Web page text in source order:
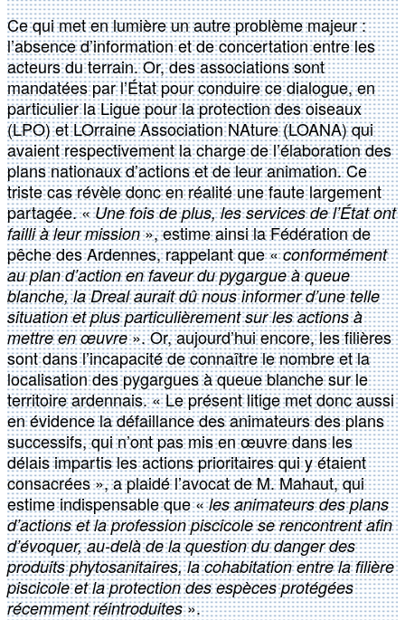
Ce qui met en lumière un autre problème majeur :
l’absence d’information et de concertation entre les
acteurs du terrain. Or, des associations sont
mandatées par l’État pour conduire ce dialogue, en
particulier la Ligue pour la protection des oiseaux
(LPO) et LOrraine Association NAture (LOANA) qui
avaient respectivement la charge de l’élaboration des
plans nationaux d’actions et de leur animation. Ce
triste cas révèle donc en réalité une faute largement
partagée. «Une fois de plus, les services de l’État ont
failli à leur mission», estime ainsi la Fédération de
pêche des Ardennes, rappelant que «conformément
au plan d’action en faveur du pygargue à queue
blanche, la Dreal aurait dû nous informer d’une telle
situation et plus particulièrement sur les actions à
mettre en œuvre». Or, aujourd’hui encore, les filières
sont dans l’incapacité de connaître le nombre et la
localisation des pygargues à queue blanche sur le
territoire ardennais. « Le présent litige met donc aussi
en évidence la défaillance des animateurs des plans
successifs, qui n’ont pas mis en œuvre dans les
délais impartis les actions prioritaires qui y étaient
consacrées », a plaidé l’avocat de M. Mahaut, qui
estime indispensable que «les animateurs des plans
d’actions et la profession piscicole se rencontrent afin
d’évoquer, au-delà de la question du danger des
produits phytosanitaires, la cohabitation entre la filière
piscicole et la protection des espèces protégées
récemment réintroduites».